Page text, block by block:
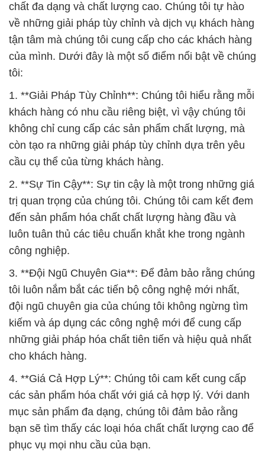
chất đa dạng và chất lượng cao. Chúng tôi tự hào
về những giải pháp tùy chỉnh và dịch vụ khách hàng
tận tâm mà chúng tôi cung cấp cho các khách hàng
của mình. Dưới đây là một số điểm nổi bật về chúng
tôi:
1. **Giải Pháp Tùy Chỉnh**: Chúng tôi hiểu rằng mỗi
khách hàng có nhu cầu riêng biệt, vì vậy chúng tôi
không chỉ cung cấp các sản phẩm chất lượng, mà
còn tạo ra những giải pháp tùy chỉnh dựa trên yêu
cầu cụ thể của từng khách hàng.
2. **Sự Tin Cậy**: Sự tin cậy là một trong những giá
trị quan trọng của chúng tôi. Chúng tôi cam kết đem
đến sản phẩm hóa chất chất lượng hàng đầu và
luôn tuân thủ các tiêu chuẩn khắt khe trong ngành
công nghiệp.
3. **Đội Ngũ Chuyên Gia**: Để đảm bảo rằng chúng
tôi luôn nắm bắt các tiến bộ công nghệ mới nhất,
đội ngũ chuyên gia của chúng tôi không ngừng tìm
kiếm và áp dụng các công nghệ mới để cung cấp
những giải pháp hóa chất tiên tiến và hiệu quả nhất
cho khách hàng.
4. **Giá Cả Hợp Lý**: Chúng tôi cam kết cung cấp
các sản phẩm hóa chất với giá cả hợp lý. Với danh
mục sản phẩm đa dạng, chúng tôi đảm bảo rằng
bạn sẽ tìm thấy các loại hóa chất chất lượng cao để
phục vụ mọi nhu cầu của bạn.